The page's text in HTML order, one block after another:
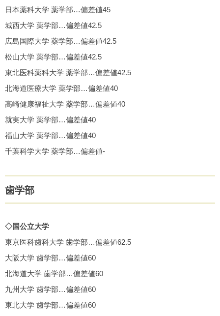
日本薬科大学 薬学部…偏差値45
城西大学 薬学部…偏差値42.5
広島国際大学 薬学部…偏差値42.5
松山大学 薬学部…偏差値42.5
東北医科薬科大学 薬学部…偏差値42.5
北海道医療大学 薬学部…偏差値40
高崎健康福祉大学 薬学部…偏差値40
就実大学 薬学部…偏差値40
福山大学 薬学部…偏差値40
千葉科学大学 薬学部…偏差値-
歯学部
◇国公立大学
東京医科歯科大学 歯学部…偏差値62.5
大阪大学 歯学部…偏差値60
北海道大学 歯学部…偏差値60
九州大学 歯学部…偏差値60
東北大学 歯学部…偏差値60